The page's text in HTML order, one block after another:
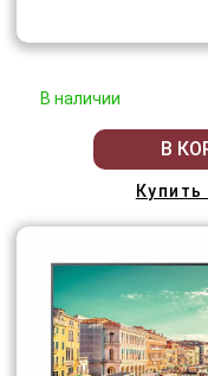
В наличии
В
Купить